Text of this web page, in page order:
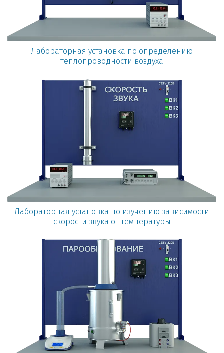
Лабораторная установка по определению
теплопроводности воздуха
Лабораторная установка по изучению зависимости
скорости звука от температуры